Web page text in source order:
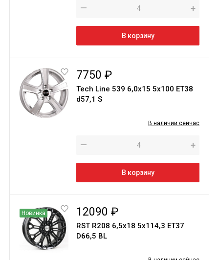
— +
В корзину
7750 ₽
Tech Line 539 6,0х15 5х100 ЕТ38
d57,1 S
В наличии сейчас
— +
В корзину
Новинка 12090 ₽
RST R208 6,5x18 5x114,3 ET37
D66,5 BL